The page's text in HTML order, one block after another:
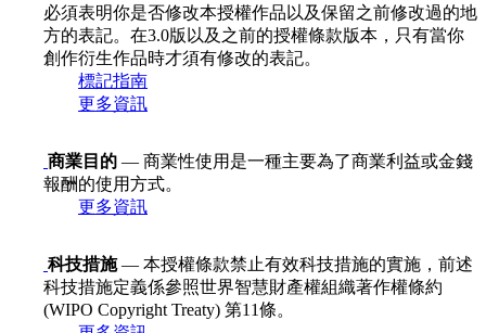
必須表明你是否修改本授權作品以及保留之前修改過的地
方的表記。在3.0版以及之前的授權條款版本，只有當你
創作衍生作品時才須有修改的表記。
標記指南
更多資訊
商業目的 — 商業性使用是一種主要為了商業利益或金錢
報酬的使用方式。
更多資訊
科技措施— 本授權條款禁止有效科技措施的實施，前述
科技措施定義係參照世界智慧財產權組織著作權條約
(WIPO Copyright Treaty) 第11條。